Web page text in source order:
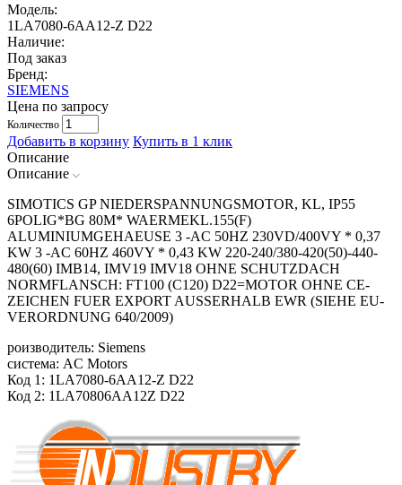
Модель:
1LA7080-6AA12-Z D22
Наличие:
Под заказ
Бренд:
SIEMENS
Цена по запросу
Количество
Добавить в корзину Купить в 1 клик
Описание
Описание
SIMOTICS GP NIEDERSPANNUNGSMOTOR, KL, IP55
6POLIG*BG 80M* WAERMEKL.155(F)
ALUMINIUMGEHAEUSE 3 -AC 50HZ 230VD/400VY * 0,37
KW 3 -AC 60HZ 460VY * 0,43 KW 220-240/380-420(50)-440-
480(60) IMB14, IMV19 IMV18 OHNE SCHUTZDACH
NORMFLANSCH: FT100 (C120) D22=MOTOR OHNE CE-
ZEICHEN FUER EXPORT AUSSERHALB EWR (SIEHE EU-
VERORDNUNG 640/2009)
роизводитель: Siemens
система: AC Motors
Код 1: 1LA7080-6AA12-Z D22
Код 2: 1LA70806AA12Z D22